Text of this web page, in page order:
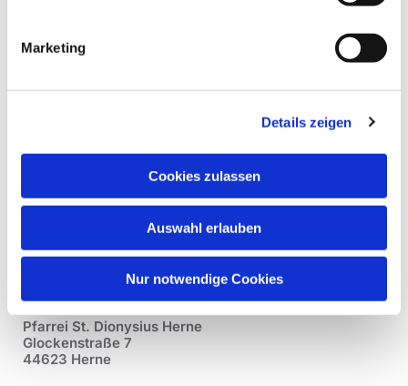
Marketing
Details zeigen
Cookies zulassen
Auswahl erlauben
Nur notwendige Cookies
Pfarrei St. Dionysius Herne
Glockenstraße 7
44623 Herne